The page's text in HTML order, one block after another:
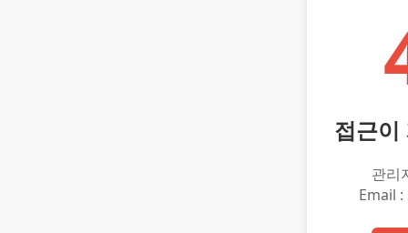
접근이
관리
Email